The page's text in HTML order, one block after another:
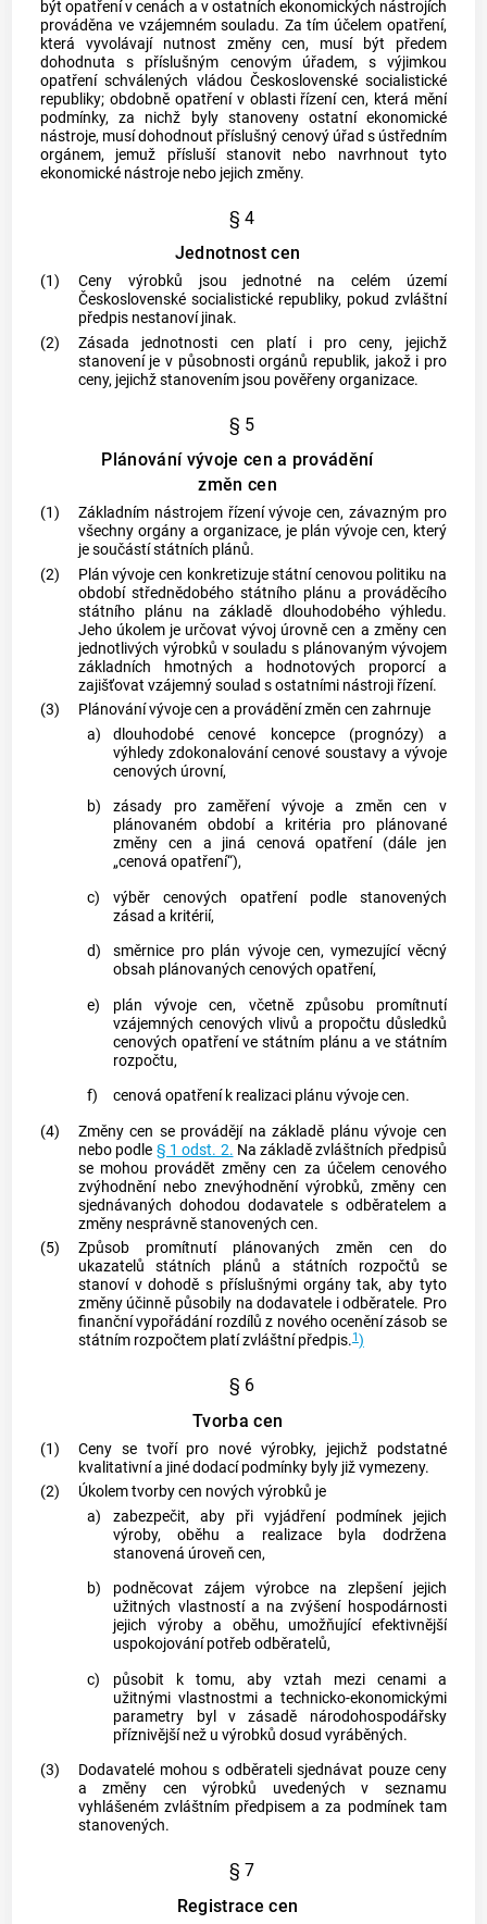
být opatření v cenách a v ostatních ekonomických nástrojích
prováděna ve vzájemném souladu. Za tím účelem opatření,
která vyvolávají nutnost změny cen, musí být předem
dohodnuta s příslušným cenovým úřadem, s výjimkou
opatření schválených vládou Československé socialistické
republiky; obdobně opatření v oblasti řízení cen, která mění
podmínky, za nichž byly stanoveny ostatní ekonomické
nástroje, musí dohodnout příslušný cenový úřad s ústředním
orgánem, jemuž přísluší stanovit nebo navrhnout tyto
ekonomické nástroje nebo jejich změny.
§ 4
Jednotnost cen
(1)
Ceny výrobků jsou jednotné na celém území
Československé socialistické republiky, pokud zvláštní
předpis nestanoví jinak.
(2)
Zásada jednotnosti cen platí i pro ceny, jejichž
stanovení je v působnosti orgánů republik, jakož i pro
ceny, jejichž stanovením jsou pověřeny organizace.
§ 5
Plánování vývoje cen a provádění
změn cen
(1)
Základním nástrojem řízení vývoje cen, závazným pro
všechny orgány a organizace, je plán vývoje cen, který
je součástí státních plánů.
(2)
Plán vývoje cen konkretizuje státní cenovou politiku na
období střednědobého státního plánu a prováděcího
státního plánu na základě dlouhodobého výhledu.
Jeho úkolem je určovat vývoj úrovně cen a změny cen
jednotlivých výrobků v souladu s plánovaným vývojem
základních hmotných a hodnotových proporcí a
zajišťovat vzájemný soulad s ostatními nástroji řízení.
(3)
Plánování vývoje cen a provádění změn cen zahrnuje
a)
dlouhodobé cenové koncepce (prognózy) a
výhledy zdokonalování cenové soustavy a vývoje
cenových úrovní,
b)
zásady pro zaměření vývoje a změn cen v
plánovaném období a kritéria pro plánované
změny cen a jiná cenová opatření (dále jen
„cenová opatření“),
c)
výběr cenových opatření podle stanovených
zásad a kritérií,
d)
směrnice pro plán vývoje cen, vymezující věcný
obsah plánovaných cenových opatření,
e)
plán vývoje cen, včetně způsobu promítnutí
vzájemných cenových vlivů a propočtu důsledků
cenových opatření ve státním plánu a ve státním
rozpočtu,
f)
cenová opatření k realizaci plánu vývoje cen.
(4)
Změny cen se provádějí na základě plánu vývoje cen
nebo podle § 1 odst. 2. Na základě zvláštních předpisů
se mohou provádět změny cen za účelem cenového
zvýhodnění nebo znevýhodnění výrobků, změny cen
sjednávaných dohodou dodavatele s odběratelem a
změny nesprávně stanovených cen.
(5)
Způsob promítnutí plánovaných změn cen do
ukazatelů státních plánů a státních rozpočtů se
stanoví v dohodě s příslušnými orgány tak, aby tyto
změny účinně působily na dodavatele i odběratele. Pro
finanční vypořádání rozdílů z nového ocenění zásob se
státním rozpočtem platí zvláštní předpis.1)
§ 6
Tvorba cen
(1)
Ceny se tvoří pro nové výrobky, jejichž podstatné
kvalitativní a jiné dodací podmínky byly již vymezeny.
(2)
Úkolem tvorby cen nových výrobků je
a)
zabezpečit, aby při vyjádření podmínek jejich
výroby, oběhu a realizace byla dodržena
stanovená úroveň cen,
b)
podněcovat zájem výrobce na zlepšení jejich
užitných vlastností a na zvýšení hospodárnosti
jejich výroby a oběhu, umožňující efektivnější
uspokojování potřeb odběratelů,
c)
působit k tomu, aby vztah mezi cenami a
užitnými vlastnostmi a technicko-ekonomickými
parametry byl v zásadě národohospodářsky
příznivější než u výrobků dosud vyráběných.
(3)
Dodavatelé mohou s odběrateli sjednávat pouze ceny
a změny cen výrobků uvedených v seznamu
vyhlášeném zvláštním předpisem a za podmínek tam
stanovených.
§ 7
Registrace cen